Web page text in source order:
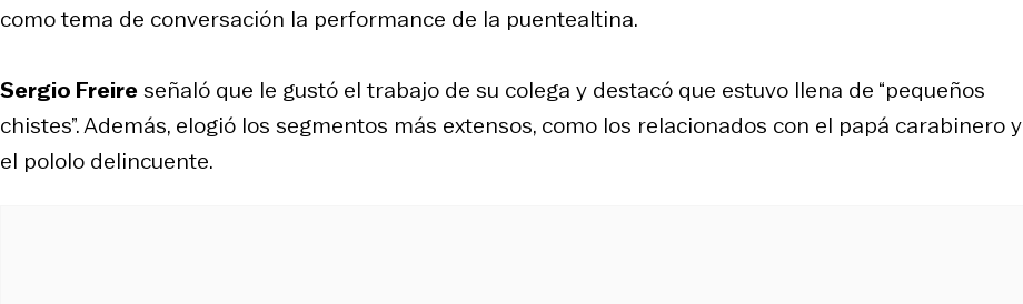
como tema de conversación la performance de la puentealtina.
Sergio Freireseñaló que le gustó el trabajo de su colega y destacó que estuvo llena de “pequeños
chistes”. Además, elogió los segmentos más extensos, como los relacionados con el papá carabinero y
el pololo delincuente.